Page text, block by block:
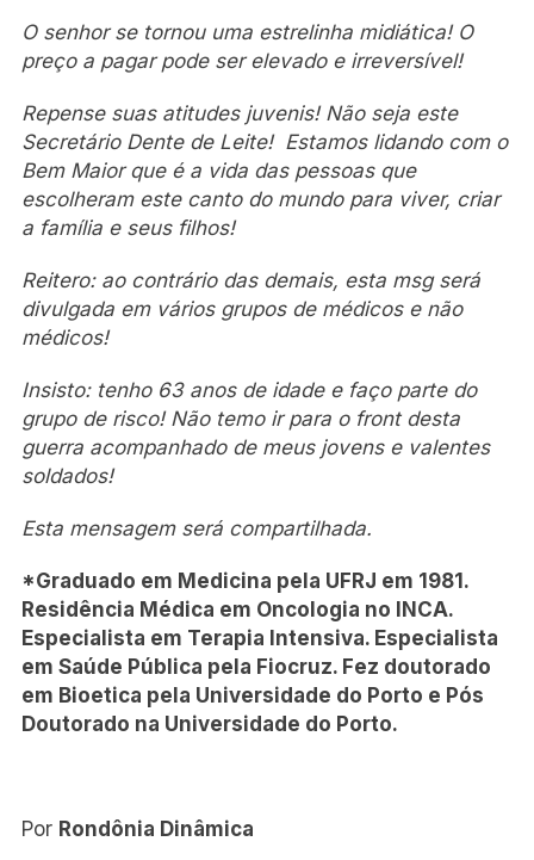
O senhor se tornou uma estrelinha midiática! O
preço a pagar pode ser elevado e irreversível!
Repense suas atitudes juvenis! Não seja este
Secretário Dente de Leite! Estamos lidando com o
Bem Maior que é a vida das pessoas que
escolheram este canto do mundo para viver, criar
a família e seus filhos!
Reitero: ao contrário das demais, esta msg será
divulgada em vários grupos de médicos e não
médicos!
Insisto: tenho 63 anos de idade e faço parte do
grupo de risco! Não temo ir para o front desta
guerra acompanhado de meus jovens e valentes
soldados!
Esta mensagem será compartilhada.
*Graduado em Medicina pela UFRJ em 1981.
Residência Médica em Oncologia no INCA.
Especialista em Terapia Intensiva. Especialista
em Saúde Pública pela Fiocruz. Fez doutorado
em Bioetica pela Universidade do Porto e Pós
Doutorado na Universidade do Porto.
Por Rondônia Dinâmica